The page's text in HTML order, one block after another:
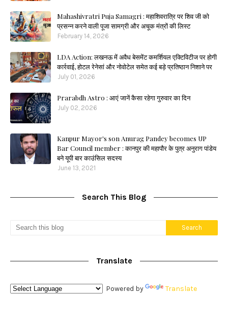
Mahashivratri Puja Samagri : महाशिवरात्रि पर शिव जी को
प्रसन्न करने वाली पूजा सामग्री और अचूक मंत्रों की लिस्ट
February 14, 2026
LDA Action: लखनऊ में अवैध बेसमेंट कमर्शियल एक्टिविटीज पर होगी
कार्रवाई, होटल रेनेसां और नोवोटेल समेत कई बड़े प्रतिष्ठान निशाने पर
July 01, 2026
Prarabdh Astro : आएं जानें कैसा रहेगा गुरुवार का दिन
July 02, 2026
Kanpur Mayor's son Anurag Pandey becomes UP
Bar Council member : कानपुर की महापौर के पुत्र अनुराग पांडेय
बने यूपी बार काउंसिल सदस्य
June 13, 2021
Search This Blog
Translate
Powered by Translate